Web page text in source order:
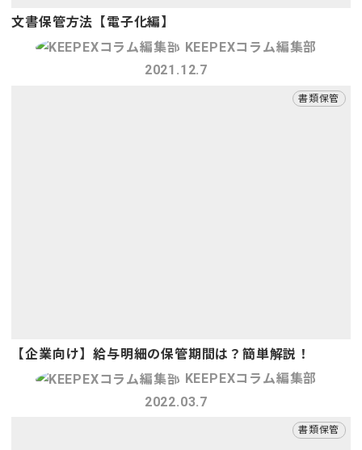
文書保管方法【電子化編】
KEEPEXコラム編集部
2021.12.7
書類保管
【企業向け】給与明細の保管期間は？簡単解説！
KEEPEXコラム編集部
2022.03.7
書類保管